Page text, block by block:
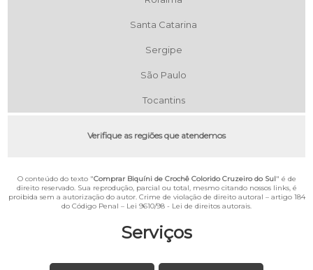
Serviços
Santa Catarina
Sergipe
São Paulo
Tocantins
Verifique as regiões que atendemos
O conteúdo do texto "Comprar Biquíni de Crochê Colorido Cruzeiro do Sul" é de
direito reservado. Sua reprodução, parcial ou total, mesmo citando nossos links, é
proibida sem a autorização do autor. Crime de violação de direito autoral – artigo 184
do Código Penal – Lei 9610/98 - Lei de direitos autorais.